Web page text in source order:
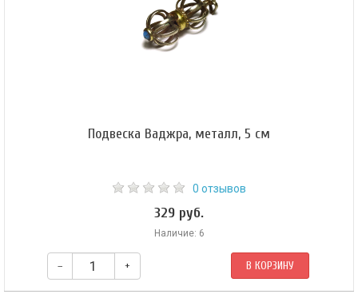
Подвеска Ваджра, металл, 5 см
0 отзывов
329 руб.
Наличие: 6
– + В КОРЗИНУ